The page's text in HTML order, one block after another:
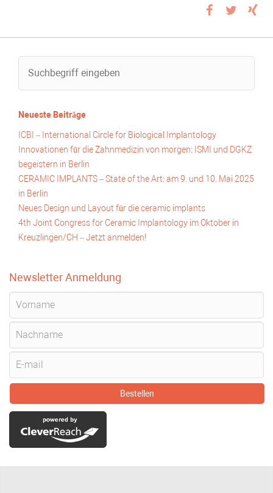
Neueste Beiträge
ICBI – International Circle for Biological Implantology
Innovationen für die Zahnmedizin von morgen: ISMI und DGKZ
begeistern in Berlin
CERAMIC IMPLANTS – State of the Art: am 9. und 10. Mai 2025
in Berlin
Neues Design und Layout für die ceramic implants
4th Joint Congress for Ceramic Implantology im Oktober in
Kreuzlingen/CH – Jetzt anmelden!
Newsletter Anmeldung
Bestellen